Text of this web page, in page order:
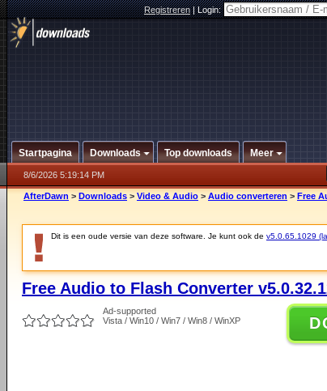
Registreren|Login:
Startpagina Downloads Top downloads Meer
8/6/2026 5:19:14 PM
AfterDawn > Downloads > Video & Audio > Audio converteren > Free
Dit is een oude versie van deze software. Je kunt ook de v5.0.65.1029
Free Audio to Flash Converter
Ad-supported
Vista / Win10 / Win7 / Win8 / WinXP